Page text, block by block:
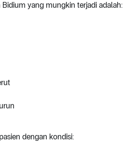
yang mungkin terjadi adalah:
dengan kondisi: